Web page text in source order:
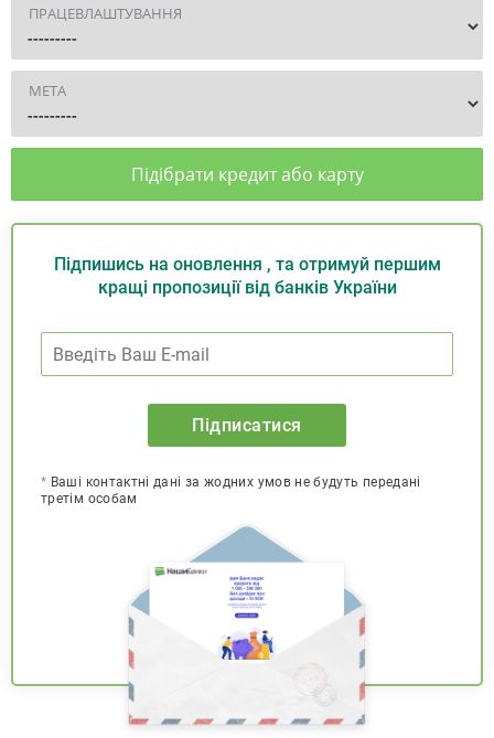
ПРАЦЕВЛАШТУВАННЯ
МЕТА
Підібрати кредит або карту
Підпишись на оновлення , та отримуй першим
кращі пропозиції від банків України
Підписатися
* Ваші контактні дані за жодних умов не будуть передані
третім особам